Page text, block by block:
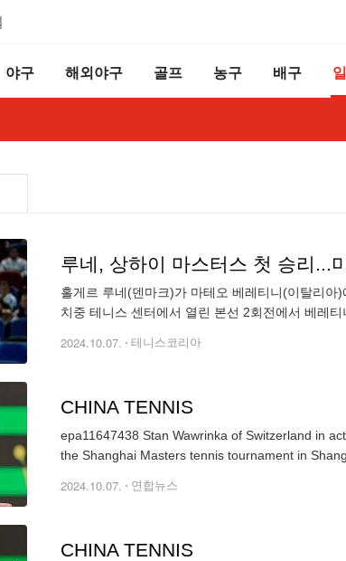
야구 해외야구 골프 농구 배구
루네, 상하이 마스터스 첫 승리...
홀게르 루네(덴마크)가 마테오 베레티니(이탈리
치중 테니스 센터에서 열린 본선 2회전에서 베레
2024.10.07. 테니스코리아
CHINA TENNIS
epa11647438 Stan Wawrinka of Switzerland in
the Shanghai Masters tennis tournament in
2024.10.07. 연합뉴스
CHINA TENNIS